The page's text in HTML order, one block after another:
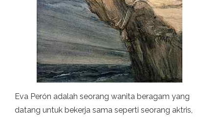
Eva Perón adalah seorang wanita beragam yang
datang untuk bekerja sama seperti seorang aktris,